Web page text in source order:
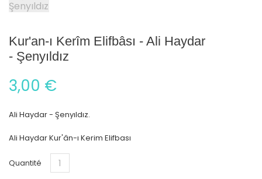
Kur'an-ı Kerîm Elifbâsı - Ali Haydar
- Şenyıldız
3,00 €
Ali Haydar - Şenyıldız.
Ali Haydar Kur'ân-ı Kerim Elifbası
Quantité